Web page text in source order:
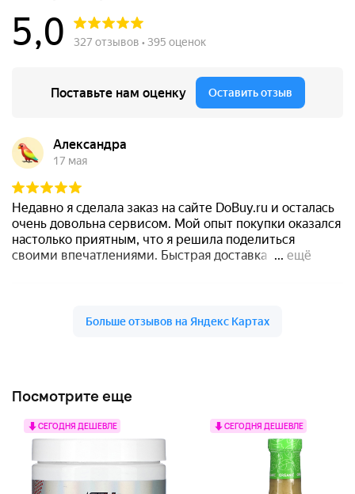
Посмотрите еще
СЕГОДНЯ ДЕШЕВЛЕ СЕГОДНЯ ДЕШЕВЛЕ